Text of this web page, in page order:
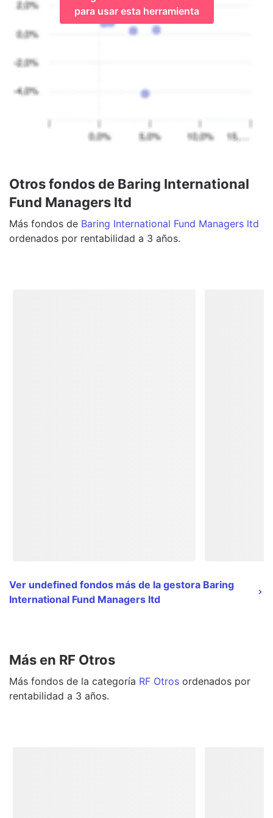
para usar esta herramienta
Otros fondos de Baring International
Fund Managers ltd
Más fondos de Baring International Fund Managers ltd
ordenados por rentabilidad a 3 años.
Ver undefined fondos más de la gestora Baring
International Fund Managers ltd
Más en RF Otros
Más fondos de la categoría RF Otros ordenados por
rentabilidad a 3 años.